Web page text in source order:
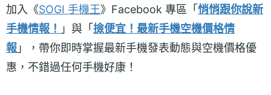
加入《SOGI 手機王》Facebook 專區「悄悄跟你說新
手機情報！ 」與「撿便宜！最新手機空機價格情
報 」，帶你即時掌握最新手機發表動態與空機價格優
惠，不錯過任何手機好康！